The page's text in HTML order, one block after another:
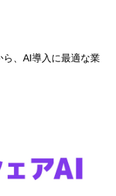
、AI導入に最適な業